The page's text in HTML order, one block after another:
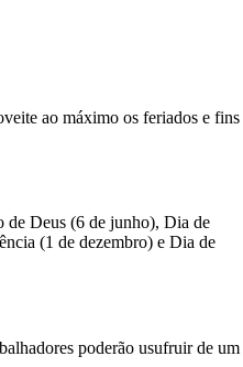
ao máximo os feriados e fins
de Deus (6 de junho), Dia de
(1 de dezembro) e Dia de
poderão usufruir de um